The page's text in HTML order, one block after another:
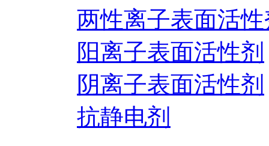
两性离子表面活
阳离子表面活性剂
阴离子表面活性剂
抗静电剂